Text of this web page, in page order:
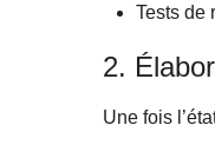
Tests de
2.
Une fois